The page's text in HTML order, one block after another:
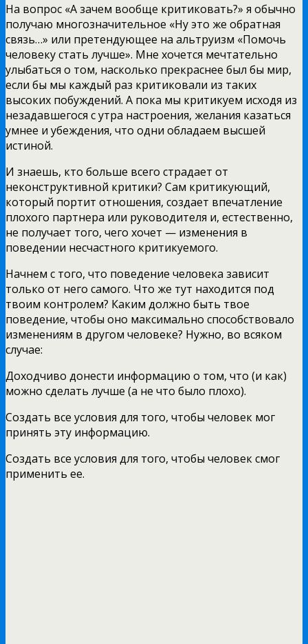
На вопрос «А зачем вообще критиковать?» я обычно
получаю многозначительное «Ну это же обратная
связь…» или претендующее на альтруизм «Помочь
человеку стать лучше». Мне хочется мечтательно
улыбаться о том, насколько прекраснее был бы мир,
если бы мы каждый раз критиковали из таких
высоких побуждений. А пока мы критикуем исходя из
незадавшегося с утра настроения, желания казаться
умнее и убеждения, что одни обладаем высшей
истиной.
И знаешь, кто больше всего страдает от
неконструктивной критики? Сам критикующий,
который портит отношения, создает впечатление
плохого партнера или руководителя и, естественно,
не получает того, чего хочет — изменения в
поведении несчастного критикуемого.
Начнем с того, что поведение человека зависит
только от него самого. Что же тут находится под
твоим контролем? Каким должно быть твое
поведение, чтобы оно максимально способствовало
изменениям в другом человеке? Нужно, во всяком
случае:
Доходчиво донести информацию о том, что (и как)
можно сделать лучше (а не что было плохо).
Создать все условия для того, чтобы человек мог
принять эту информацию.
Создать все условия для того, чтобы человек смог
применить ее.